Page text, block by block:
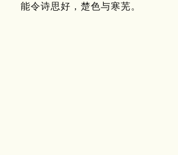
能令诗思好，楚色与寒芜。